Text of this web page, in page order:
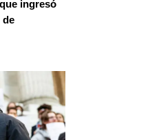
ingresó
de